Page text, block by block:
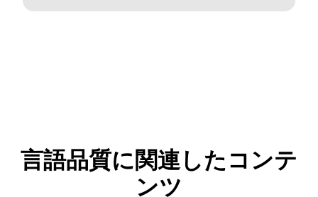
言語品質に関連したコンテ
ンツ